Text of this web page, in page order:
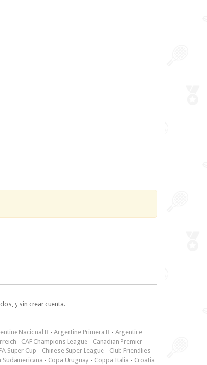
y sin crear cuenta.
Nacional B - Argentine Primera B - Argentine
- CAF Champions League - Canadian Premier
Super Cup - Chinese Super League - Club Friendlies -
Sudamericana - Copa Uruguay - Coppa Italia - Croatia